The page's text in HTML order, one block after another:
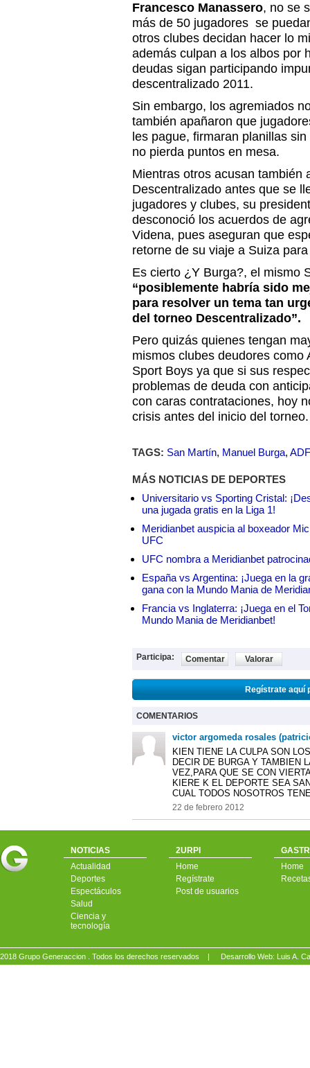
Francesco Manassero, no se
más de 50 jugadores se
otros clubes decidan hacer lo
además culpan a los albos por
deudas sigan participando
descentralizado 2011.
Sin embargo, los agremiados
también apañaron que
les pague, firmaran planillas
no pierda puntos en mesa.
Mientras otros acusan también
Descentralizado antes que se
jugadores y clubes, su
desconoció los acuerdos de
Videna, pues aseguran que
retorne de su viaje a Suiza
Es cierto ¿Y Burga?, el mismo
“posiblemente habría sido
para resolver un tema tan
del torneo Descentralizado”.
Pero quizás quienes tengan
mismos clubes deudores como
Sport Boys ya que si sus
problemas de deuda con
con caras contrataciones, hoy
crisis antes del inicio del torneo.
TAGS: San Martín, Manuel Burga,
MÁS NOTICIAS DE DEPORTES
Universitario vs Sporting Cristal:
una jugada gratis en la Liga 1!
Meridianbet auspicia al boxeador
UFC
UFC nombra a Meridianbet
España vs Argentina: ¡Juega en la
gana con la Mundo Mania de
Francia vs Inglaterra: ¡Juega en el
Mundo Mania de Meridianbet!
Participa: Comentar Valorar
Regístrate aquí
COMENTARIOS
victor argomeda rosales
KIEN TIENE LA CULPA SON
DECIR DE BURGA Y TAMBIEN
VEZ,PARA QUE SE CON
KIERE K EL DEPORTE SEA
CUAL TODOS NOSOTROS
22 de febrero 2012
NOTICIAS
Actualidad
Deportes
Espectáculos
Salud
Ciencia y
tecnología
2URPI
Home
Regístrate
Post de usuarios
Home
2018 Grupo Generaccion . Todos los derechos reservados | Desarrollo Web: Luis